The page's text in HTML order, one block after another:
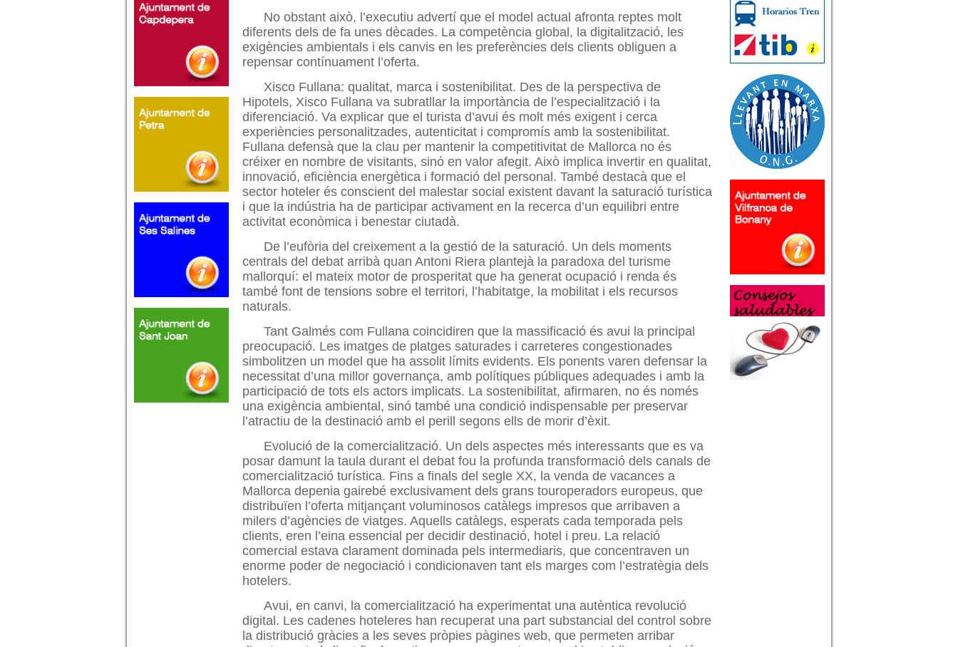
No obstant això, l’executiu advertí que el model actual afronta reptes molt
diferents dels de fa unes dècades. La competència global, la digitalització, les
exigències ambientals i els canvis en les preferències dels clients obliguen a
repensar contínuament l’oferta.
Xisco Fullana: qualitat, marca i sostenibilitat. Des de la perspectiva de
Hipotels, Xisco Fullana va subratllar la importància de l’especialització i la
diferenciació. Va explicar que el turista d’avui és molt més exigent i cerca
experiències personalitzades, autenticitat i compromís amb la sostenibilitat.
Fullana defensà que la clau per mantenir la competitivitat de Mallorca no és
créixer en nombre de visitants, sinó en valor afegit. Això implica invertir en qualitat,
innovació, eficiència energètica i formació del personal. També destacà que el
sector hoteler és conscient del malestar social existent davant la saturació turística
i que la indústria ha de participar activament en la recerca d’un equilibri entre
activitat econòmica i benestar ciutadà.
De l’eufòria del creixement a la gestió de la saturació. Un dels moments
centrals del debat arribà quan Antoni Riera plantejà la paradoxa del turisme
mallorquí: el mateix motor de prosperitat que ha generat ocupació i renda és
també font de tensions sobre el territori, l’habitatge, la mobilitat i els recursos
naturals.
Tant Galmés com Fullana coincidiren que la massificació és avui la principal
preocupació. Les imatges de platges saturades i carreteres congestionades
simbolitzen un model que ha assolit límits evidents. Els ponents varen defensar la
necessitat d’una millor governança, amb polítiques públiques adequades i amb la
participació de tots els actors implicats. La sostenibilitat, afirmaren, no és només
una exigència ambiental, sinó també una condició indispensable per preservar
l’atractiu de la destinació amb el perill segons ells de morir d’èxit.
Evolució de la comercialització. Un dels aspectes més interessants que es va
posar damunt la taula durant el debat fou la profunda transformació dels canals de
comercialització turística. Fins a finals del segle XX, la venda de vacances a
Mallorca depenia gairebé exclusivament dels grans touroperadors europeus, que
distribuïen l’oferta mitjançant voluminosos catàlegs impresos que arribaven a
milers d’agències de viatges. Aquells catàlegs, esperats cada temporada pels
clients, eren l’eina essencial per decidir destinació, hotel i preu. La relació
comercial estava clarament dominada pels intermediaris, que concentraven un
enorme poder de negociació i condicionaven tant els marges com l’estratègia dels
hotelers.
Avui, en canvi, la comercialització ha experimentat una autèntica revolució
digital. Les cadenes hoteleres han recuperat una part substancial del control sobre
la distribució gràcies a les seves pròpies pàgines web, que permeten arribar